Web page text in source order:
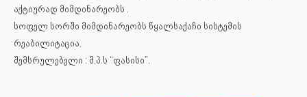
აქტიურად მიმდინარეობს .
სოფელ სორში მიმდინარეობს წყალსაქაჩი სისტემის
რეაბილიტაცია.
შემსრულებელი : შ.პ.ს “ფასისი”.